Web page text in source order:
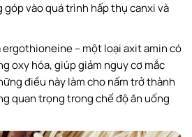
góp vào quá trình hấp thụ canxi và
ergothioneine – một loại axit amin có
oxy hóa, giúp giảm nguy cơ mắc
điều này làm cho nấm trở thành
quan trọng trong chế độ ăn uống